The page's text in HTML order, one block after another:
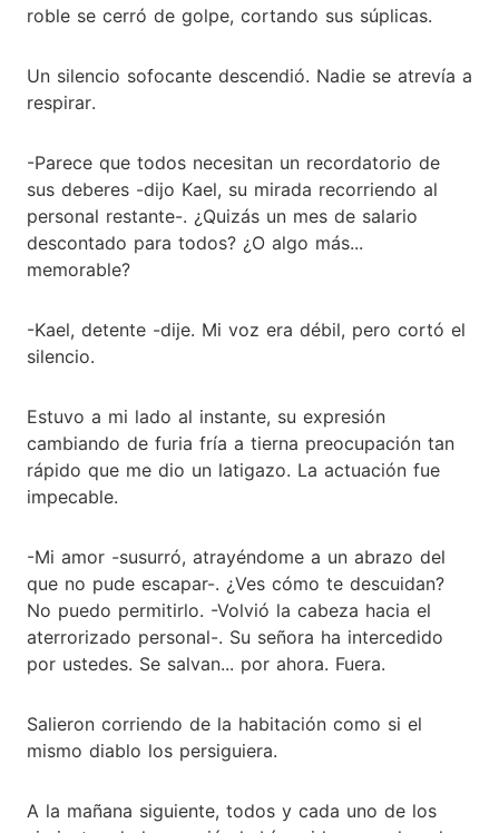
roble se cerró de golpe, cortando sus súplicas.
Un silencio sofocante descendió. Nadie se atrevía a
respirar.
-Parece que todos necesitan un recordatorio de
sus deberes -dijo Kael, su mirada recorriendo al
personal restante-. ¿Quizás un mes de salario
descontado para todos? ¿O algo más...
memorable?
-Kael, detente -dije. Mi voz era débil, pero cortó el
silencio.
Estuvo a mi lado al instante, su expresión
cambiando de furia fría a tierna preocupación tan
rápido que me dio un latigazo. La actuación fue
impecable.
-Mi amor -susurró, atrayéndome a un abrazo del
que no pude escapar-. ¿Ves cómo te descuidan?
No puedo permitirlo. -Volvió la cabeza hacia el
aterrorizado personal-. Su señora ha intercedido
por ustedes. Se salvan... por ahora. Fuera.
Salieron corriendo de la habitación como si el
mismo diablo los persiguiera.
A la mañana siguiente, todos y cada uno de los